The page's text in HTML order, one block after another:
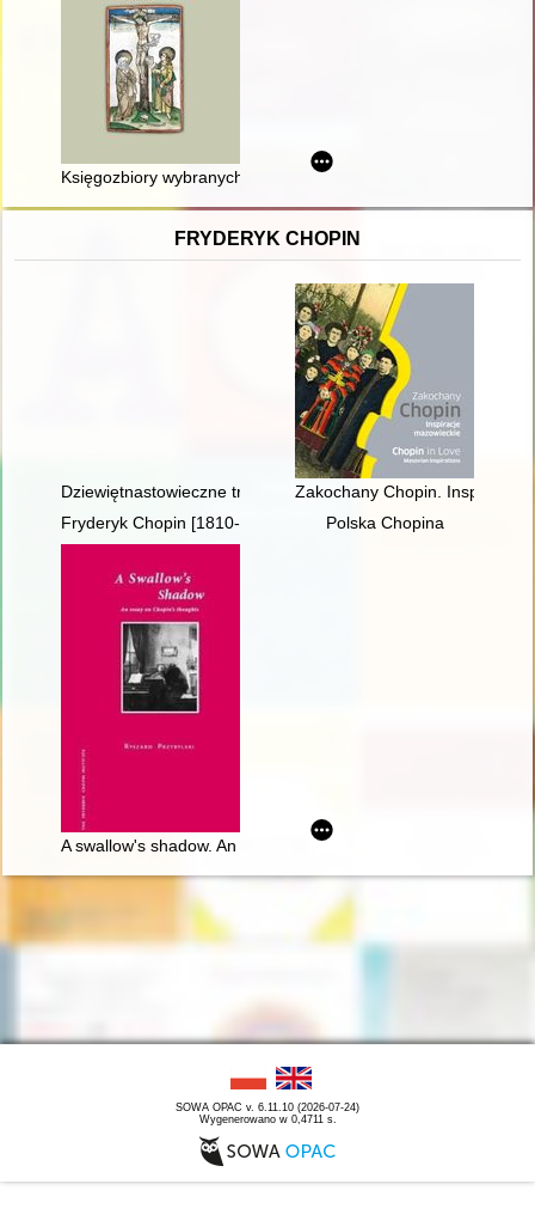
Księgozbiory wybranych bibliotek klasztornych w Gdańsku w
FRYDERYK CHOPIN
Dziewiętnastowieczne transkrypcje utworów Fryderyka
Zakochany Chopin. Inspiracje
Fryderyk Chopin [1810-1949]
Polska Chopina
A swallow's shadow. An essay on Chopin's thoughts
SOWA OPAC v. 6.11.10 (2026-07-24)
Wygenerowano w 0,4711 s.